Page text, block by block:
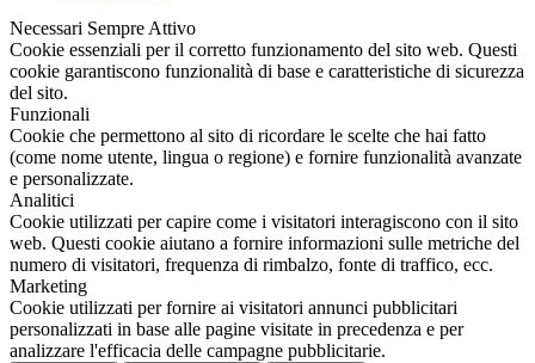
Necessari Sempre Attivo
Cookie essenziali per il corretto funzionamento del sito web. Questi
cookie garantiscono funzionalità di base e caratteristiche di sicurezza
del sito.
Funzionali
Cookie che permettono al sito di ricordare le scelte che hai fatto
(come nome utente, lingua o regione) e fornire funzionalità avanzate
e personalizzate.
Analitici
Cookie utilizzati per capire come i visitatori interagiscono con il sito
web. Questi cookie aiutano a fornire informazioni sulle metriche del
numero di visitatori, frequenza di rimbalzo, fonte di traffico, ecc.
Marketing
Cookie utilizzati per fornire ai visitatori annunci pubblicitari
personalizzati in base alle pagine visitate in precedenza e per
analizzare l'efficacia delle campagne pubblicitarie.